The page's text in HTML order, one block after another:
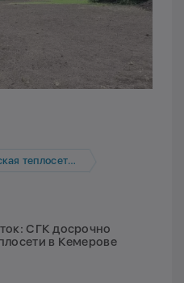
компания
СГК досрочно
в Кемерове